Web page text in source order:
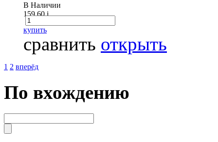
В Наличии
159.60i
купить
сравнить открыть
1 2 вперёд
По вхождению